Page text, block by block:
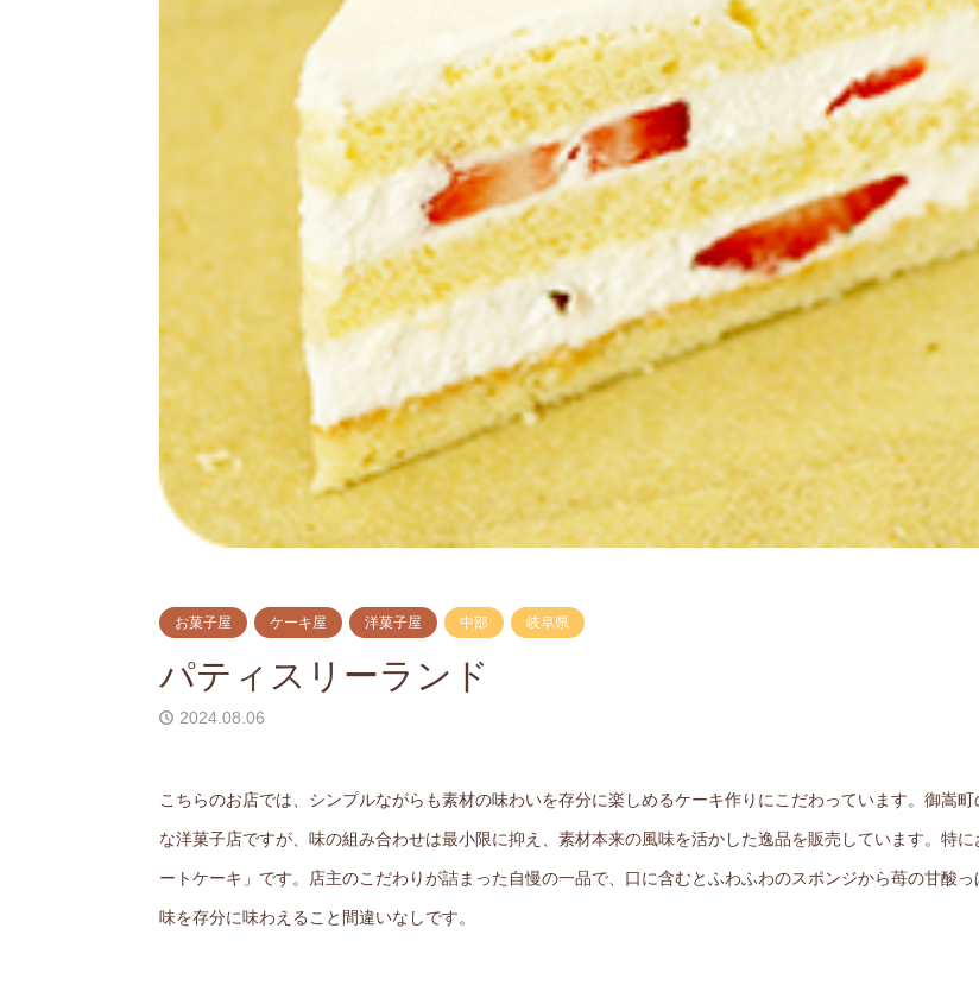
お菓子屋 ケーキ屋 洋菓子屋 中部 岐阜県
パティスリーランド
2024.08.06
こちらのお店では、シンプルながらも素材の味わいを存分に楽しめるケーキ作りにこだわっています。御嵩
な洋菓子店ですが、味の組み合わせは最小限に抑え、素材本来の風味を活かした逸品を販売しています。特
ートケーキ」です。店主のこだわりが詰まった自慢の一品で、口に含むとふわふわのスポンジから苺の甘酸
味を存分に味わえること間違いなしです。